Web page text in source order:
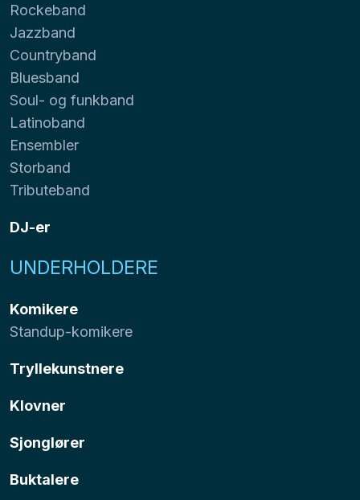
Rockeband
Jazzband
Countryband
Bluesband
Soul- og funkband
Latinoband
Ensembler
Storband
Tributeband
DJ-er
UNDERHOLDERE
Komikere
Standup-komikere
Tryllekunstnere
Klovner
Sjonglører
Buktalere